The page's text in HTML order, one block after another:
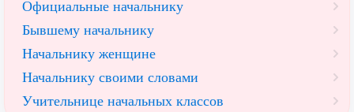
Официальные начальнику
Бывшему начальнику
Начальнику женщине
Начальнику своими словами
Учительнице начальных классов